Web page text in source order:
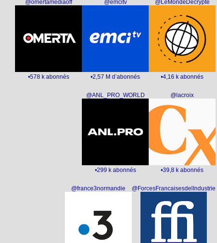
@LeMondeDecrypte
•4,16 k abonnés
@emcitv
•2,57 M d’abonnés
@omertamediaoff
•578 k abonnés
@lacroix
•39,8 k abonnés
@ANL_PRO_WORLD
•299 k abonnés
@ForcesFrancaisesdelIndustrie
@france3normandie